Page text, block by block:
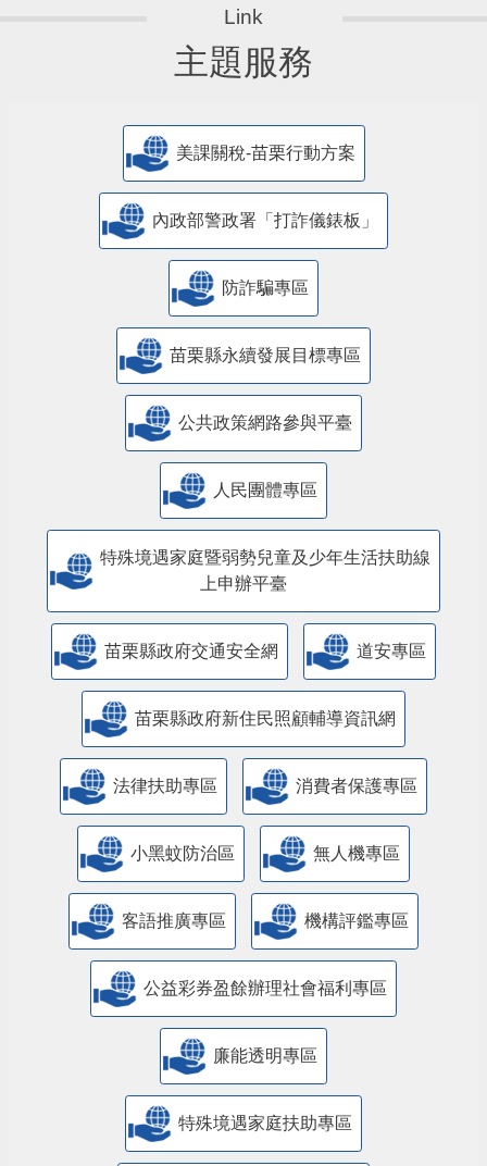
主題服務
美課關稅-苗栗行動方案
內政部警政署「打詐儀錶板」
防詐騙專區
苗栗縣永續發展目標專區
公共政策網路參與平臺
人民團體專區
特殊境遇家庭暨弱勢兒童及少年生活扶助線
上申辦平臺
苗栗縣政府交通安全網 道安專區
苗栗縣政府新住民照顧輔導資訊網
法律扶助專區 消費者保護專區
小黑蚊防治區 無人機專區
客語推廣專區 機構評鑑專區
公益彩券盈餘辦理社會福利專區
廉能透明專區
特殊境遇家庭扶助專區